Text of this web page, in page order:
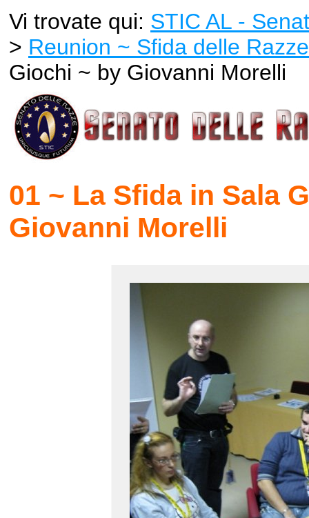
Vi trovate qui: STIC AL -
> Reunion ~ Sfida delle Razze
Giochi ~ by Giovanni Morelli
01 ~ La Sfida in Sala
Giovanni Morelli